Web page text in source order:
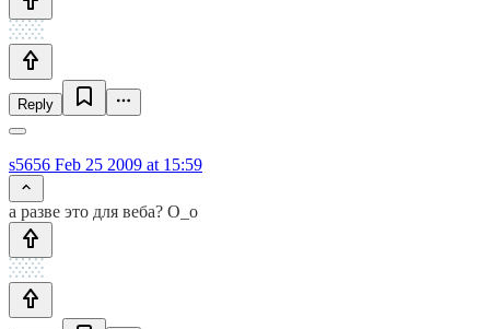
Reply
s5656 Feb 25 2009 at 15:59
а разве это для веба? О_о